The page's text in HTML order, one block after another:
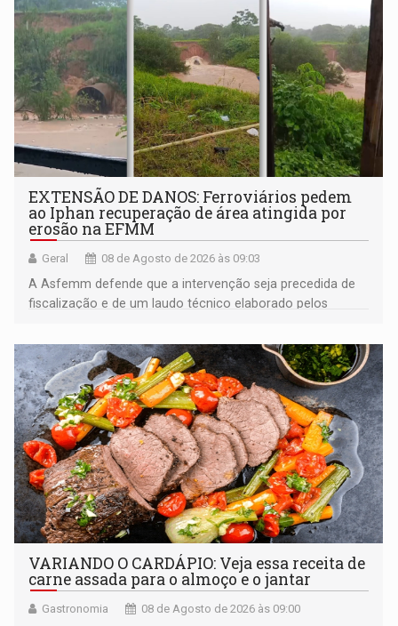
EXTENSÃO DE DANOS: Ferroviários pedem
ao Iphan recuperação de área atingida por
erosão na EFMM
Geral 08 de Agosto de 2026 às 09:03
A Asfemm defende que a intervenção seja precedida de
fiscalização e de um laudo técnico elaborado pelos
VARIANDO O CARDÁPIO: Veja essa receita de
carne assada para o almoço e o jantar
Gastronomia 08 de Agosto de 2026 às 09:00